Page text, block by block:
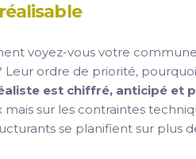
voyez-vous votre commune
Leur ordre de priorité,
est chiffré, anticipé et
sur les contraintes
se planifient sur plus